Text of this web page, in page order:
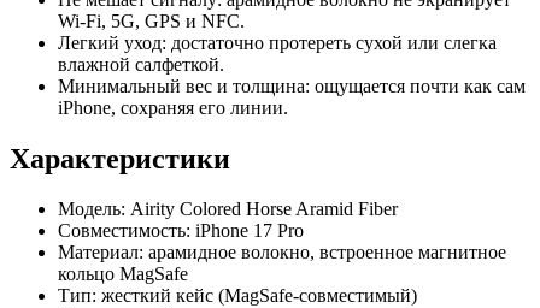
Wi‑Fi, 5G, GPS и NFC.
Легкий уход: достаточно протереть сухой или слегка
влажной салфеткой.
Минимальный вес и толщина: ощущается почти как сам
iPhone, сохраняя его линии.
Характеристики
Модель: Airity Colored Horse Aramid Fiber
Совместимость: iPhone 17 Pro
Материал: арамидное волокно, встроенное магнитное
кольцо MagSafe
Тип: жесткий кейс (MagSafe-совместимый)